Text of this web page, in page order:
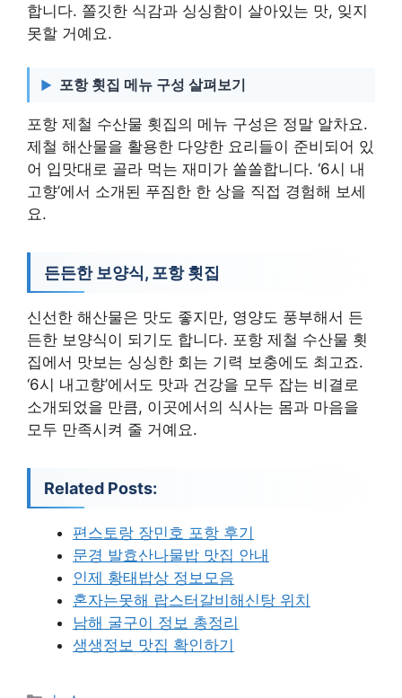
합니다. 쫄깃한 식감과 싱싱함이 살아있는 맛, 잊지
못할 거예요.
포항 횟집 메뉴 구성 살펴보기
포항 제철 수산물 횟집의 메뉴 구성은 정말 알차요.
제철 해산물을 활용한 다양한 요리들이 준비되어 있
어 입맛대로 골라 먹는 재미가 쏠쏠합니다. ‘6시 내
고향’에서 소개된 푸짐한 한 상을 직접 경험해 보세
요.
든든한 보양식, 포항 횟집
신선한 해산물은 맛도 좋지만, 영양도 풍부해서 든
든한 보양식이 되기도 합니다. 포항 제철 수산물 횟
집에서 맛보는 싱싱한 회는 기력 보충에도 최고죠.
‘6시 내고향’에서도 맛과 건강을 모두 잡는 비결로
소개되었을 만큼, 이곳에서의 식사는 몸과 마음을
모두 만족시켜 줄 거예요.
Related Posts:
편스토랑 장민호 포항 후기
문경 발효산나물밥 맛집 안내
인제 황태밥상 정보모음
혼자는못해 랍스터갈비해신탕 위치
남해 굴구이 정보 총정리
생생정보 맛집 확인하기